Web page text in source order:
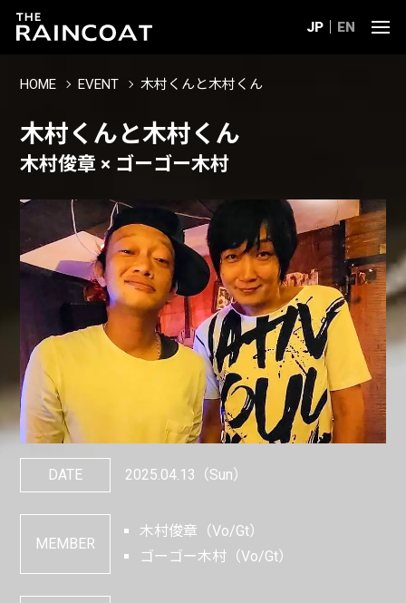
JP EN
HOME EVENT 木村くんと木村くん
木村くんと木村くん
木村俊章 × ゴーゴー木村
DATE 2025.04.13 （Sun）
MEMBER
木村俊章（Vo/Gt）
ゴーゴー木村（Vo/Gt）